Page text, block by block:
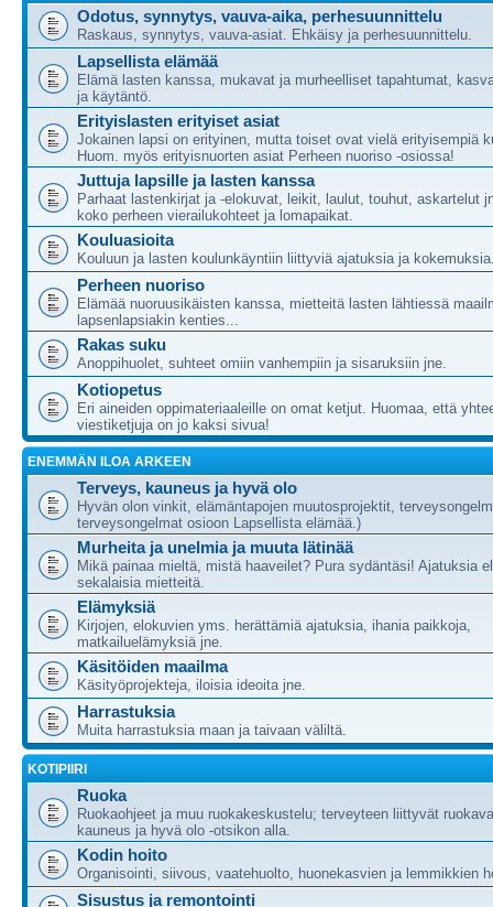
Odotus, synnytys, vauva-aika, perhesuunnittelu
Raskaus, synnytys, vauva-asiat. Ehkäisy ja perhesuunnittelu.
Lapsellista elämää
Elämä lasten kanssa, mukavat ja murheelliset tapahtumat,
ja käytäntö.
Erityislasten erityiset asiat
Jokainen lapsi on erityinen, mutta toiset ovat vielä erityisempiä
Huom. myös erityisnuorten asiat Perheen nuoriso -osiossa!
Juttuja lapsille ja lasten kanssa
Parhaat lastenkirjat ja -elokuvat, leikit, laulut, touhut, askartelut
koko perheen vierailukohteet ja lomapaikat.
Kouluasioita
Kouluun ja lasten koulunkäyntiin liittyviä ajatuksia ja
Perheen nuoriso
Elämää nuoruusikäisten kanssa, mietteitä lasten lähtiessä
lapsenlapsiakin kenties...
Rakas suku
Anoppihuolet, suhteet omiin vanhempiin ja sisaruksiin jne.
Kotiopetus
Eri aineiden oppimateriaaleille on omat ketjut. Huomaa, että
viestiketjuja on jo kaksi sivua!
ENEMMÄN ILOA ARKEEN
Terveys, kauneus ja hyvä olo
Hyvän olon vinkit, elämäntapojen muutosprojektit,
terveysongelmat osioon Lapsellista elämää.)
Murheita ja unelmia ja muuta lätinää
Mikä painaa mieltä, mistä haaveilet? Pura sydäntäsi! Ajatuksia
sekalaisia mietteitä.
Elämyksiä
Kirjojen, elokuvien yms. herättämiä ajatuksia, ihania paikkoja,
matkailuelämyksiä jne.
Käsitöiden maailma
Käsityöprojekteja, iloisia ideoita jne.
Harrastuksia
Muita harrastuksia maan ja taivaan väliltä.
KOTIPIIRI
Ruoka
Ruokaohjeet ja muu ruokakeskustelu; terveyteen liittyvät
kauneus ja hyvä olo -otsikon alla.
Kodin hoito
Organisointi, siivous, vaatehuolto, huonekasvien ja lemmikkien
Sisustus ja remontointi